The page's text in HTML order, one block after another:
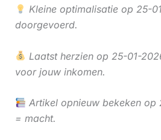
Kleine optimalisatie op 25-
doorgevoerd.
Laatst herzien op 25-01-
voor jouw inkomen.
Artikel opnieuw bekeken op
= macht.